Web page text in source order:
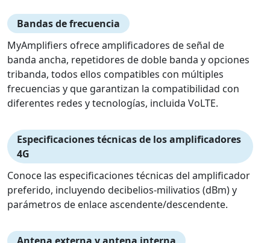
Bandas de frecuencia
MyAmplifiers ofrece amplificadores de señal de
banda ancha, repetidores de doble banda y opciones
tribanda, todos ellos compatibles con múltiples
frecuencias y que garantizan la compatibilidad con
diferentes redes y tecnologías, incluida VoLTE.
Especificaciones técnicas de los amplificadores
4G
Conoce las especificaciones técnicas del amplificador
preferido, incluyendo decibelios-milivatios (dBm) y
parámetros de enlace ascendente/descendente.